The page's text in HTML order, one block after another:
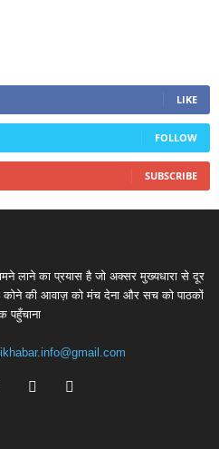
LIKE
FOLLOW
SUBSCRIBE
लाने का प्रयास है जो अक्सर मुख्यधारा से दूर
कोने की आवाज़ को मंच देना और सच को पाठकों
पहुँचाना